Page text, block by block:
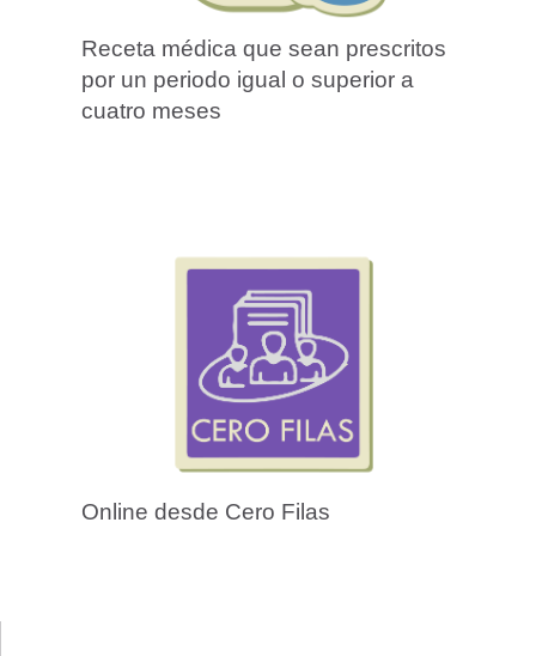
Receta médica que sean prescritos
por un periodo igual o superior a
cuatro meses
Online desde Cero Filas